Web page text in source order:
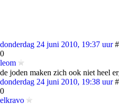
donderdag 24 juni 2010, 19:37 uur
0
leom
de joden maken zich ook niet heel
donderdag 24 juni 2010, 19:38 uur
0
elkravo